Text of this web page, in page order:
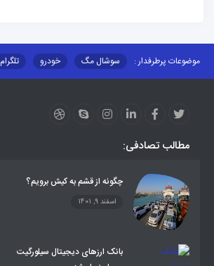
موضوعات پرطرفدار : سوشال مگ خودرو تلگرام
مطالب تصادفی:
چگونه از قشم به کیش برویم؟
اسفند 9, 1401
بانک ارزهای دیجیتال سیلورگیت